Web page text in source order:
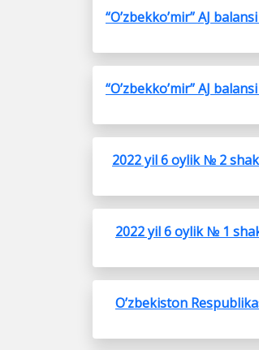
“O’zbekko’mir” AJ
“O’zbekko’mir” AJ
2022 yil 6oylik № 2
2022 yil 6 oylik № 1
O’zbekiston